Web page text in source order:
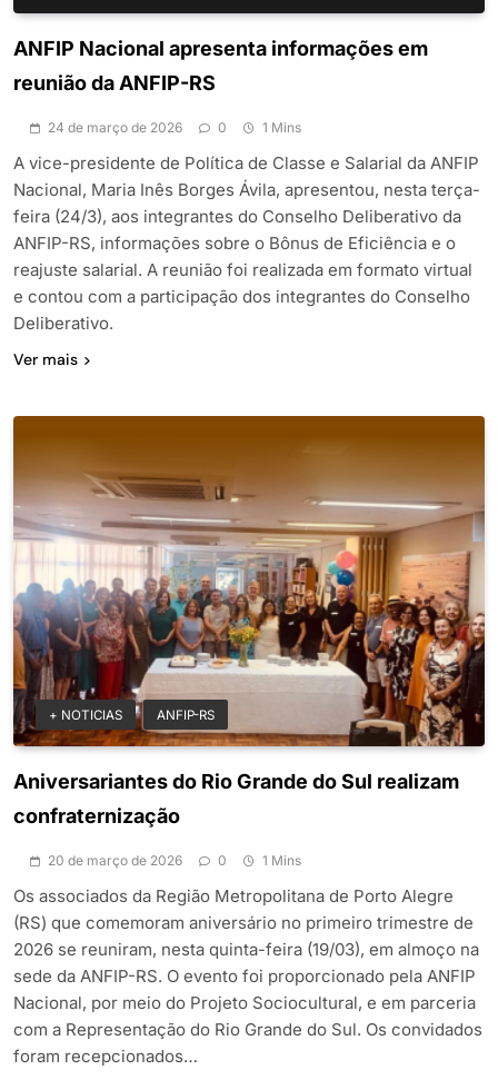
ANFIP Nacional apresenta informações em
reunião da ANFIP-RS
24 de março de 2026 0 1 Mins
A vice-presidente de Política de Classe e Salarial da ANFIP
Nacional, Maria Inês Borges Ávila, apresentou, nesta terça-
feira (24/3), aos integrantes do Conselho Deliberativo da
ANFIP-RS, informações sobre o Bônus de Eficiência e o
reajuste salarial. A reunião foi realizada em formato virtual
e contou com a participação dos integrantes do Conselho
Deliberativo.
Ver mais
+ NOTICIAS ANFIP-RS
Aniversariantes do Rio Grande do Sul realizam
confraternização
20 de março de 2026 0 1 Mins
Os associados da Região Metropolitana de Porto Alegre
(RS) que comemoram aniversário no primeiro trimestre de
2026 se reuniram, nesta quinta-feira (19/03), em almoço na
sede da ANFIP-RS. O evento foi proporcionado pela ANFIP
Nacional, por meio do Projeto Sociocultural, e em parceria
com a Representação do Rio Grande do Sul. Os convidados
foram recepcionados…